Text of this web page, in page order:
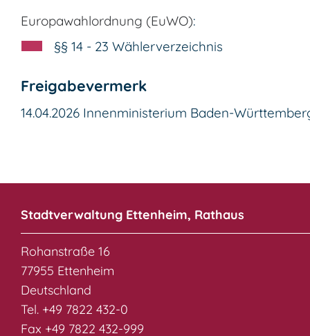
Europawahlordnung (EuWO):
§§ 14 - 23 Wählerverzeichnis
Freigabevermerk
14.04.2026 Innenministerium Baden-
Stadtverwaltung Ettenheim, Rathaus
Rohanstraße 16
77955 Ettenheim
Deutschland
Tel. +49 7822 432-0
Fax +49 7822 432-999